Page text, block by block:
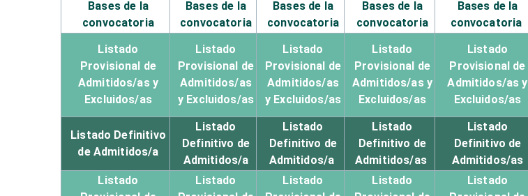
Bases de la
convocatoria
Bases de la
convocatoria
Bases de la
convocatoria
Bases de la
convocatoria
Bases de la
convocatoria
Listado
Provisional de
Admitidos/as y
Excluidos/as
Listado
Provisional de
Admitidos/as
y Excluidos/as
Listado
Provisional de
Admitidos/as
y Excluidos/as
Listado
Provisional de
Admitidos/as y
Excluidos/as
Listado
Provisional de
Admitidos/as y
Excluidos/as
Listado Definitivo
de Admitidos/a
Listado
Definitivo de
Admitidos/a
Listado
Definitivo de
Admitidos/a
Listado
Definitivo de
Admitidos/as
Listado
Definitivo de
Admitidos/as
Listado
Listado
Listado
Listado
Listado